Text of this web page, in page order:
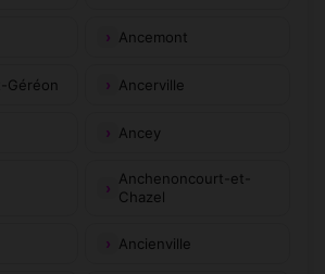
Ancemont
Géréon Ancerville
Ancey
Anchenoncourt-et-
Chazel
Ancienville